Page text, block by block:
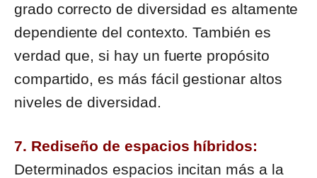
grado correcto de diversidad es altamente
dependiente del contexto. También es
verdad que, si hay un fuerte propósito
compartido, es más fácil gestionar altos
niveles de diversidad.
7. Rediseño de espacios híbridos:
Determinados espacios incitan más a la